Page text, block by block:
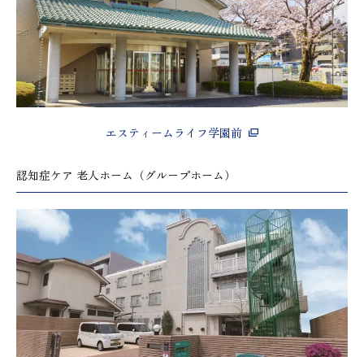
エスティームライフ学園前
認知症ケア 老人ホーム（グループホーム）